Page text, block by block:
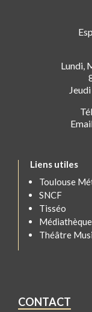
Lundi,
Liens utiles
Toulouse
SNCF
Tisséo
Théâtre
CONTACT